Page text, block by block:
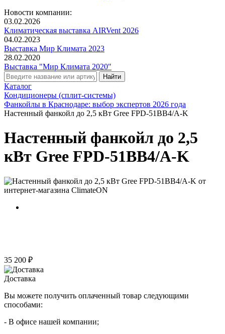
Новости компании:
03.02.2026
Климатическая выставка AIRVent 2026
04.02.2023
Выставка Мир Климата 2023
28.02.2020
Выставка "Мир Климата 2020"
Каталог
Кондиционеры (сплит-системы)
Фанкойлы в Краснодаре: выбор экспертов 2026 года
Настенный фанкойл до 2,5 кВт Gree FPD-51BB4/A-K
Настенный фанкойл до 2,5
кВт Gree FPD-51BB4/A-K
35 200 ₽
Доставка
Вы можете получить оплаченный товар следующими
способами:
- В офисе нашей компании;